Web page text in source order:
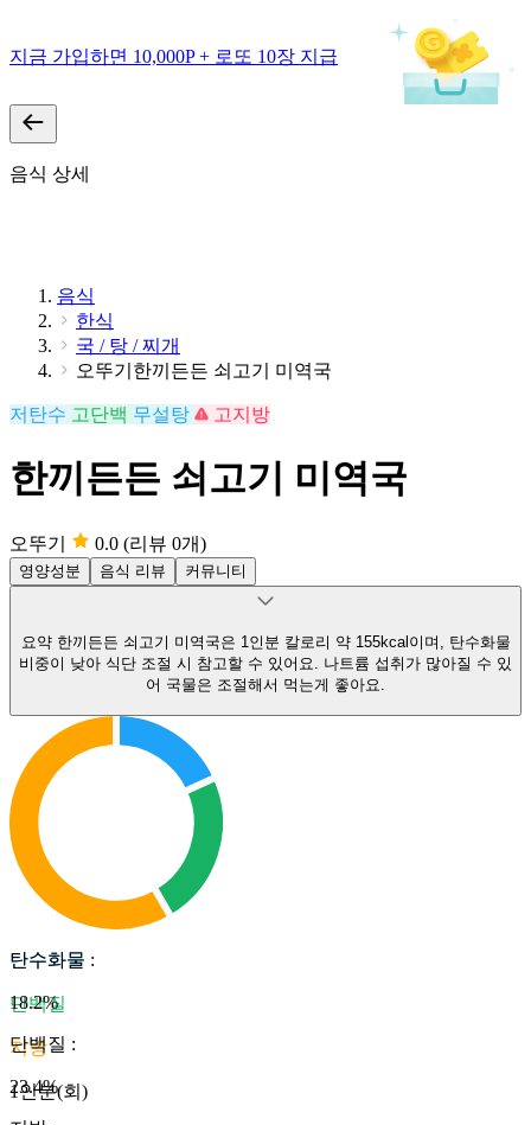
지금 가입하면 10,000P + 로또 10장 지급
음식 상세
음식
한식
국 / 탕 / 찌개
오뚜기한끼든든 쇠고기 미역국
저탄수 고단백 무설탕 고지방
한끼든든 쇠고기 미역국
오뚜기 0.0 (리뷰 0개)
영양성분 음식 리뷰 커뮤니티
요약 한끼든든 쇠고기 미역국은 1인분 칼로리 약 155kcal이며, 탄수화물
비중이 낮아 식단 조절 시 참고할 수 있어요. 나트륨 섭취가 많아질 수 있
어 국물은 조절해서 먹는게 좋아요.
탄수화물
단백질
지방
1인분(회)
탄수화물 :
18.2%
단백질 :
23.4%